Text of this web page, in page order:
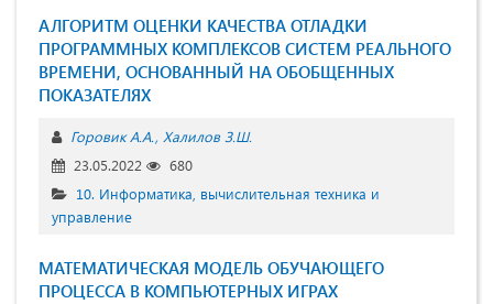
АЛГОРИТМ ОЦЕНКИ КАЧЕСТВА ОТЛАДКИ
ПРОГРАММНЫХ КОМПЛЕКСОВ СИСТЕМ РЕАЛЬНОГО
ВРЕМЕНИ, ОСНОВАННЫЙ НА ОБОБЩЕННЫХ
ПОКАЗАТЕЛЯХ
Горовик А.А. Халилов З.Ш.
23.05.2022
680
10. Информатика, вычислительная техника и
управление
МАТЕМАТИЧЕСКАЯ МОДЕЛЬ ОБУЧАЮЩЕГО
ПРОЦЕССА В КОМПЬЮТЕРНЫХ ИГРАХ